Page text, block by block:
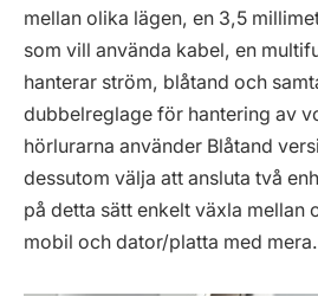
mellan olika lägen, en 3,5
som vill använda kabel, en
hanterar ström, blåtand och
dubbelreglage för hantering av
hörlurarna använder Blåtand
dessutom välja att ansluta två
på detta sätt enkelt växla mellan
mobil och dator/platta med mera.